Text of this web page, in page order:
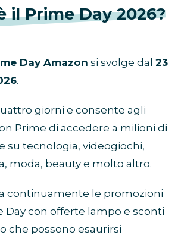
il Prime Day 2026?
Day Amazon si svolge dal 23
.
giorni e consente agli
Prime di accedere a milioni di
su tecnologia, videogiochi,
moda, beauty e molto altro.
continuamente le promozioni
Day con offerte lampo e sconti
che possono esaurirsi